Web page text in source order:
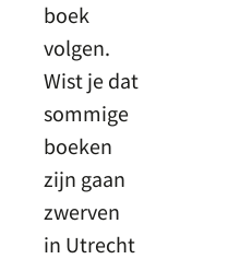
boek
volgen.
Wist je dat
sommige
boeken
zijn gaan
zwerven
in Utrecht